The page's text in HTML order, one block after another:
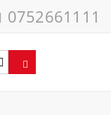
0752661111